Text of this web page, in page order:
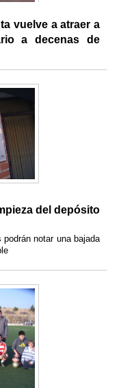
vuelve a atraer a
a decenas de
del depósito
notar una bajada